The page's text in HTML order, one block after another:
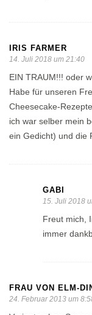
IRIS FARMER
14. Juli 2018 um 21:40
EIN TRAUM!!! oder
Habe für unseren
Cheesecake-
ich war selber mein
ein Gedicht) und die
GABI
15. Juli 2018
Freut mich,
immer
FRAU VON ELM-
24. Februar 2013 um